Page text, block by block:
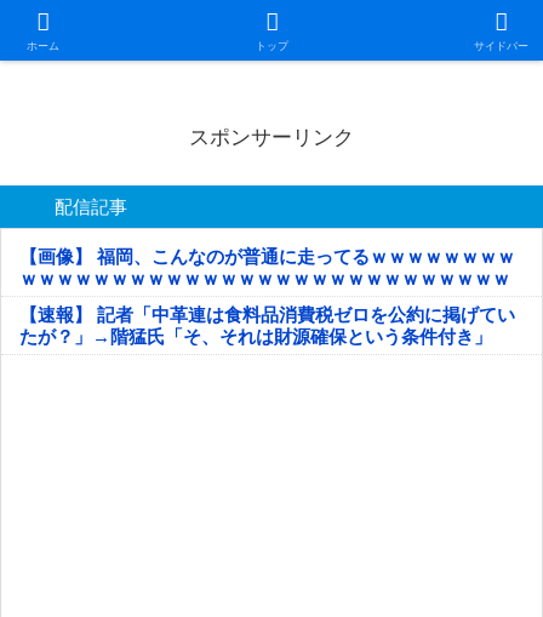
ホーム トップ サイドバー
日本第一！ニュース録
スポンサーリンク
配信記事
【画像】 福岡、こんなのが普通に走ってるｗｗｗｗｗｗｗｗ
ｗｗｗｗｗｗｗｗｗｗｗｗｗｗｗｗｗｗｗｗｗｗｗｗｗｗｗ
ｗｗｗｗｗ
【速報】 記者「中革連は食料品消費税ゼロを公約に掲げてい
たが？」→階猛氏「そ、それは財源確保という条件付き」